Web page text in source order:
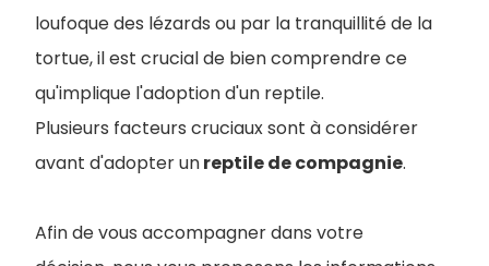
loufoque des lézards ou par la tranquillité de la
tortue, il est crucial de bien comprendre ce
qu'implique l'adoption d'un reptile.
Plusieurs facteurs cruciaux sont à considérer
avant d'adopter unreptile de compagnie.
Afin de vous accompagner dans votre